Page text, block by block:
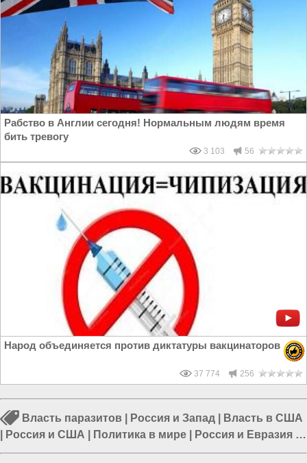
Рабство в Англии сегодня! Нормальным людям время
бить тревогу
3 103 56
Народ объединяется против диктатуры вакцинаторов
37 774 256
Власть паразитов Россия и Запад
Власть в США
Россия и США Политика в мире Россия и Евразия |
Политика в США